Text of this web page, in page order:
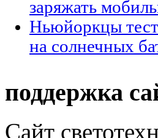
заряжать
Ньюйоркцы
на солнечных
поддержка
Сайт